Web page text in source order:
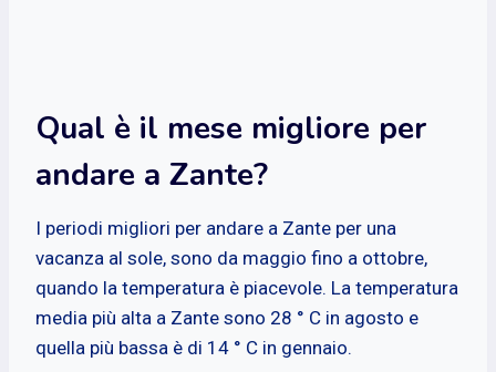
Qual è il mese migliore per
andare a Zante?
I periodi migliori per andare a Zante per una
vacanza al sole, sono da maggio fino a ottobre,
quando la temperatura è piacevole. La temperatura
media più alta a Zante sono 28 ° C in agosto e
quella più bassa è di 14 ° C in gennaio.